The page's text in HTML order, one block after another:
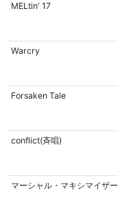
MELtin' 17
Warcry
Forsaken Tale
conflict(斉唱)
マーシャル・マキシマイザー